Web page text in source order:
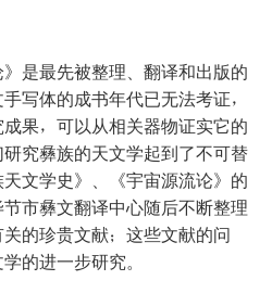
最先被整理、翻译和出版的
写体的成书年代已无法考证，
果，可以从相关器物证实它的
究彝族的天文学起到了不可替
文学史》、《宇宙源流论》的
市彝文翻译中心随后不断整理
的珍贵文献；这些文献的问
的进一步研究。